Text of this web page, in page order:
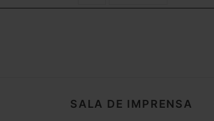
SALA DE IMPRENSA